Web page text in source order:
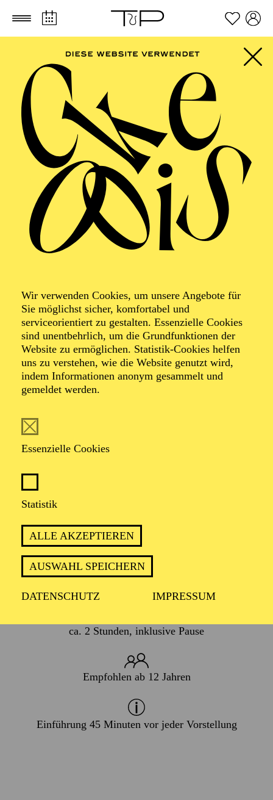
Zum Hauptinhalt springen Zum Footer springen
Wir verwenden Cookies, um unsere Angebote für
Sie möglichst sicher, komfortabel und
serviceorientiert zu gestalten. Essenzielle Cookies
sind unentbehrlich, um die Grundfunktionen der
Website zu ermöglichen. Statistik-Cookies helfen
uns zu verstehen, wie die Website genutzt wird,
indem Informationen anonym gesammelt und
gemeldet werden.
Essenzielle Cookies
Statistik
ALLE AKZEPTIEREN
AUSWAHL SPEICHERN
DATENSCHUTZ IMPRESSUM
AALTO BALLETT
Der Glöckner­ von
Notre-Dame
Ballett in zwei Akten von Armen Hakobyan
Musik von Erich Wolfgang Korngold, Sergej
Rachmaninow, Dmitri Schostakowitsch, Franz Schreker
PREMIERE
15. November 2025
WIEDERAUFNAHME
ca. 2 Stunden, inklusive Pause
Empfohlen ab 12 Jahren
Einführung 45 Minuten vor jeder Vorstellung